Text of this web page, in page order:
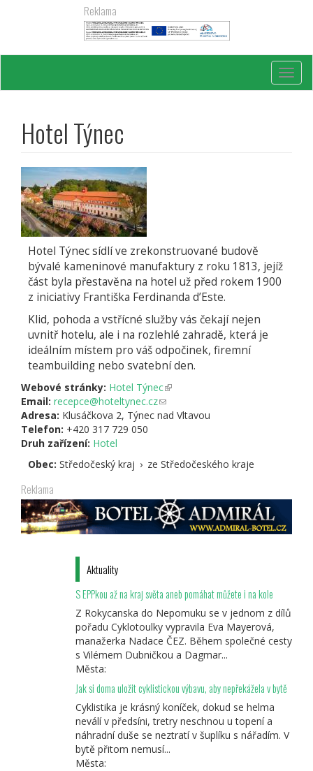
Reklama
Hotel Týnec
Hotel Týnec sídlí ve zrekonstruované budově
bývalé kameninové manufaktury z roku 1813, jejíž
část byla přestavěna na hotel už před rokem 1900
z iniciativy Františka Ferdinanda d’Este.
Klid, pohoda a vstřícné služby vás čekají nejen
uvnitř hotelu, ale i na rozlehlé zahradě, která je
ideálním místem pro váš odpočinek, firemní
teambuilding nebo svatební den.
Webové stránky: Hotel Týnec(odkaz
je
externí)
Email: recepce@hoteltynec.cz(odkaz
odešle
Adresa: Klusáčkova 2, Týnec nad Vltavou
Telefon: +420 317 729 050
Druh zařízení: Hotel
Obec: Středočeský kraj › ze Středočeského kraje
Reklama
Aktuality
S EPPkou až na kraj světa aneb pomáhat můžete i na kole
Z Rokycanska do Nepomuku se v jednom z dílů
pořadu Cyklotoulky vypravila Eva Mayerová,
manažerka Nadace ČEZ. Během společné cesty
s Vilémem Dubničkou a Dagmar...
Města:
Jak si doma uložit cyklistickou výbavu, aby nepřekážela v bytě
Cyklistika je krásný koníček, dokud se helma
neválí v předsíni, tretry neschnou u topení a
náhradní duše se neztratí v šuplíku s nářadím. V
bytě přitom nemusí...
Města: